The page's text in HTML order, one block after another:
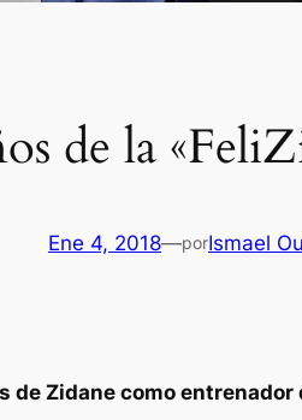
de la
Ene 4, 2018—porIsmael
de Zidane como entrenador